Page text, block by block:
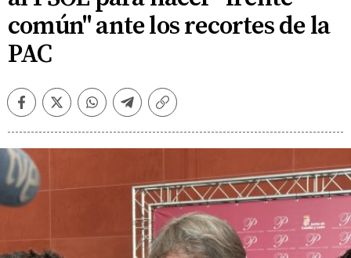
común" ante los recortes de la
PAC
FacebookTwitterWhatsappTelegramCopiar